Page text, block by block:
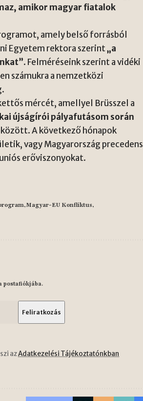
amikor magyar fiatalok
amely belső forrásból
Egyetem rektora szerint„a
. Felméréseink szerint a vidéki
számukra a nemzetközi
mércét, amellyel Brüsszel a
újságírói pályafutásom során
között. A következő hónapok
vagy Magyarország precedens
erőviszonyokat.
Magyar-EU Konfliktus
postafiókjába.
azAdatkezelési Tájékoztatónkban